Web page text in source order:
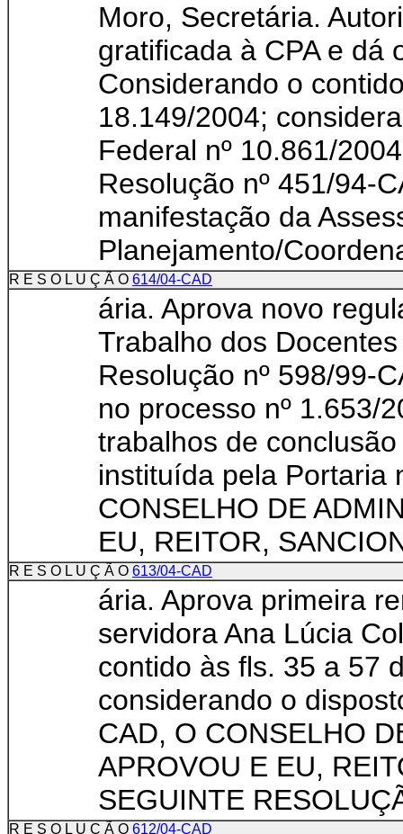
Moro, Secretária.
gratificada à CPA
Considerando o
18.149/2004;
Federal nº 10.861/
Resolução nº 451/94-
manifestação da
Planejamento/
R E S O L U Ç Ã O 614/04-CAD
ária. Aprova novo
Trabalho dos
Resolução nº 598/99-
no processo nº 1.653/
trabalhos de
instituída pela Portaria
CONSELHO DE
EU, REITOR,
R E S O L U Ç Ã O 613/04-CAD
ária. Aprova primeira
servidora Ana Lúcia
contido às fls. 35 a 57
considerando o
CAD, O CONSELHO
APROVOU E EU,
SEGUINTE
R E S O L U Ç Ã O 612/04-CAD